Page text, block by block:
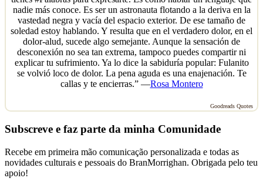
nadie más conoce. Es ser un astronauta flotando a la deriva en la
vastedad negra y vacía del espacio exterior. De ese tamaño de
soledad estoy hablando. Y resulta que en el verdadero dolor, en el
dolor-alud, sucede algo semejante. Aunque la sensación de
desconexión no sea tan extrema, tampoco puedes compartir ni
explicar tu sufrimiento. Ya lo dice la sabiduría popular: Fulanito
se volvió loco de dolor. La pena aguda es una enajenación. Te
callas y te encierras.” —Rosa Montero
Goodreads Quotes
Subscreve e faz parte da minha Comunidade
Recebe em primeira mão comunicação personalizada e todas as
novidades culturais e pessoais do BranMorrighan. Obrigada pelo teu
apoio!